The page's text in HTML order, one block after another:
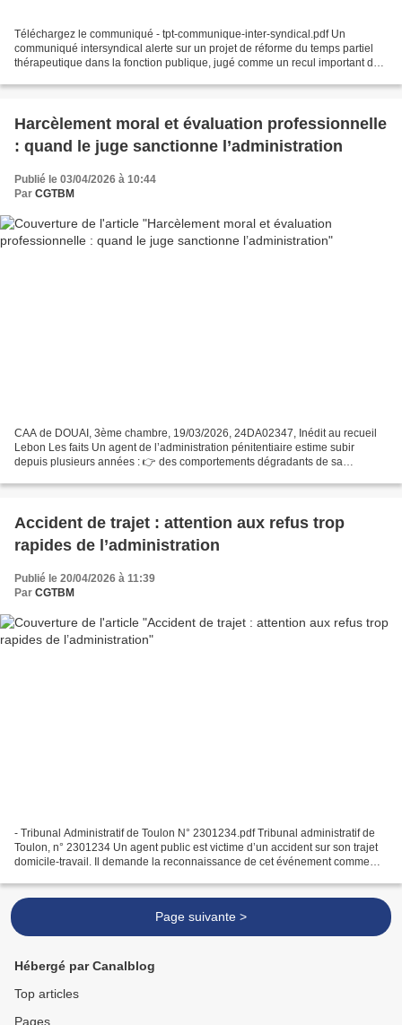
Téléchargez le communiqué - tpt-communique-inter-syndical.pdf Un
communiqué intersyndical alerte sur un projet de réforme du temps partiel
thérapeutique dans la fonction publique, jugé comme un recul important des
Harcèlement moral et évaluation professionnelle
: quand le juge sanctionne l’administration
Publié le 03/04/2026 à 10:44
Par CGTBM
CAA de DOUAI, 3ème chambre, 19/03/2026, 24DA02347, Inédit au recueil
Lebon Les faits Un agent de l’administration pénitentiaire estime subir
depuis plusieurs années : 👉 des comportements dégradants de sa
Accident de trajet : attention aux refus trop
rapides de l’administration
Publié le 20/04/2026 à 11:39
Par CGTBM
- Tribunal Administratif de Toulon N° 2301234.pdf Tribunal administratif de
Toulon, n° 2301234 Un agent public est victime d’un accident sur son trajet
domicile-travail. Il demande la reconnaissance de cet événement comme
Page suivante >
Hébergé par Canalblog
Top articles
Pages